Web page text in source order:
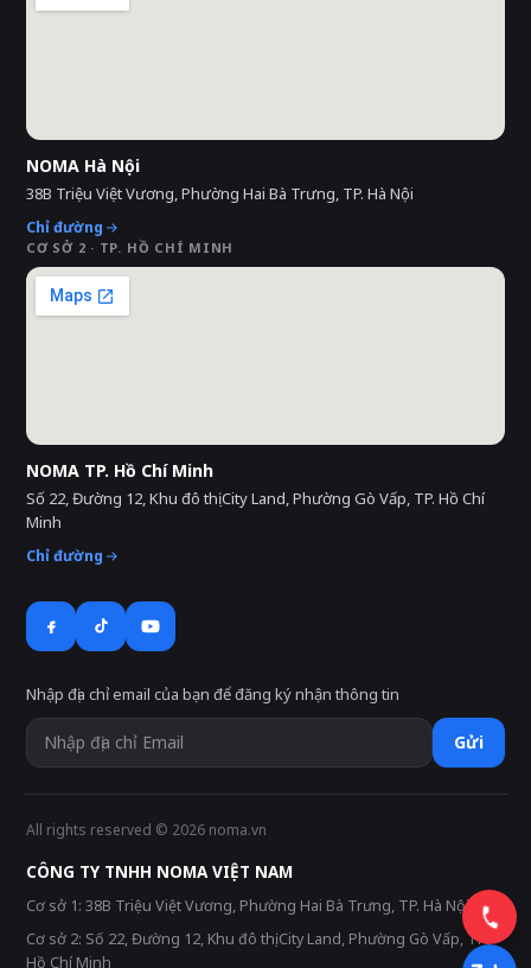
NOMA Hà Nội
38B Triệu Việt Vương, Phường Hai Bà Trưng, TP. Hà Nội
Chỉ đường
CƠ SỞ 2 · TP. HỒ CHÍ MINH
NOMA TP. Hồ Chí Minh
Số 22, Đường 12, Khu đô thị City Land, Phường Gò Vấp, TP. Hồ Chí
Minh
Chỉ đường
Nhập địa chỉ email của bạn để đăng ký nhận thông tin
Gửi
All rights reserved © 2026 noma.vn
CÔNG TY TNHH NOMA VIỆT NAM
Cơ sở 1: 38B Triệu Việt Vương, Phường Hai Bà Trưng, TP. Hà Nội
Cơ sở 2: Số 22, Đường 12, Khu đô thị City Land, Phường Gò Vấp, TP.
Hồ Chí Minh